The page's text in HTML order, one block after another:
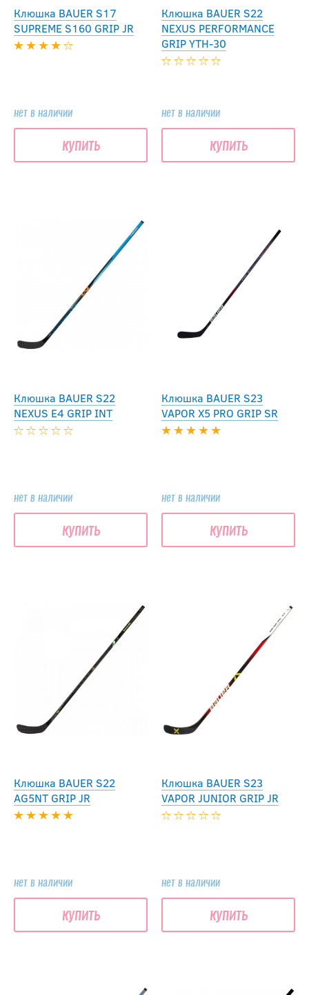
Клюшка BAUER S17
SUPREME S160 GRIP JR
нет в наличии
купить
Клюшка BAUER S22
NEXUS PERFORMANCE
GRIP YTH-30
нет в наличии
купить
Клюшка BAUER S22
NEXUS E4 GRIP INT
нет в наличии
купить
Клюшка BAUER S23
VAPOR X5 PRO GRIP SR
нет в наличии
купить
Клюшка BAUER S22
AG5NT GRIP JR
нет в наличии
купить
Клюшка BAUER S23
VAPOR JUNIOR GRIP JR
нет в наличии
купить